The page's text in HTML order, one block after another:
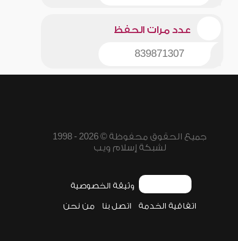
عدد مرات الحفظ
839871307
جميع الحقوق محفوظة © 2026 - 1998
لشبكة إسلام ويب
وثيقة الخصوصية
اتفاقية الخدمة اتصل بنا من نحن